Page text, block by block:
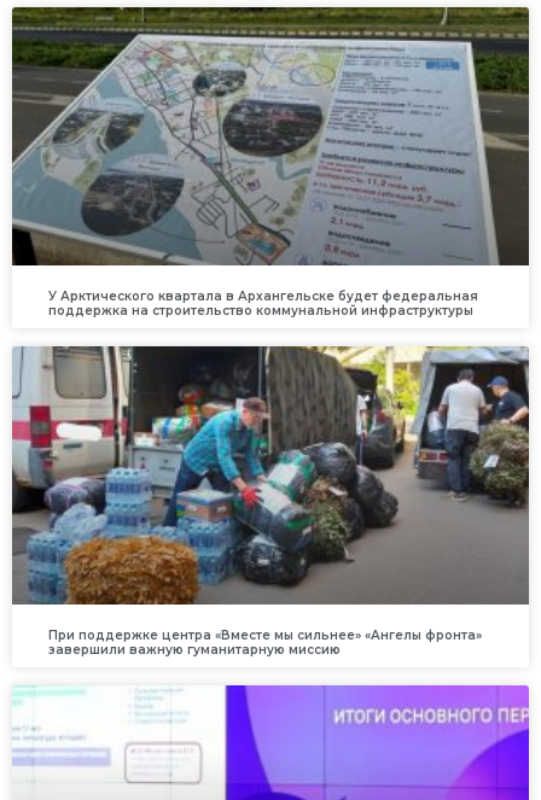
У Арктического квартала в Архангельске будет федеральная
поддержка на строительство коммунальной инфраструктуры
При поддержке центра «Вместе мы сильнее» «Ангелы фронта»
завершили важную гуманитарную миссию